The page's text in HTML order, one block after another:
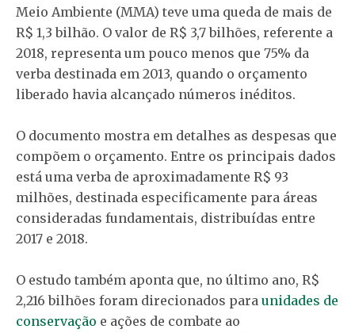
Meio Ambiente (MMA) teve uma queda de mais de
R$ 1,3 bilhão. O valor de R$ 3,7 bilhões, referente a
2018, representa um pouco menos que 75% da
verba destinada em 2013, quando o orçamento
liberado havia alcançado números inéditos.
O documento mostra em detalhes as despesas que
compõem o orçamento. Entre os principais dados
está uma verba de aproximadamente R$ 93
milhões, destinada especificamente para áreas
consideradas fundamentais, distribuídas entre
2017 e 2018.
O estudo também aponta que, no último ano, R$
2,216 bilhões foram direcionados para unidades de
conservação e ações de combate ao